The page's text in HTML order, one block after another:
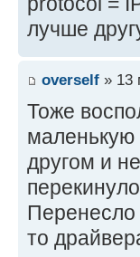
лучше
overself » 13
Тоже
маленькую
другом и
Перенесло
то